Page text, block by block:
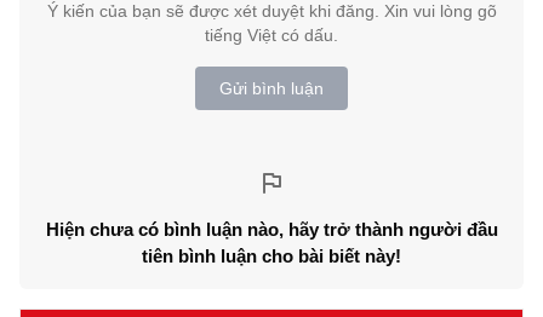
Ý kiến của bạn sẽ được xét duyệt khi đăng. Xin vui lòng gõ
tiếng Việt có dấu.
Gửi bình luận
Hiện chưa có bình luận nào, hãy trở thành người đầu
tiên bình luận cho bài biết này!